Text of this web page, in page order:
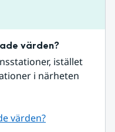
värden?
istället
i närheten
värden?